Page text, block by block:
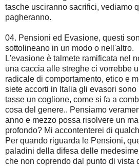
tasche usciranno sacrifici, vediamo
pagheranno.
04. Pensioni ed Evasione, questi
sottolineano in un modo o nell'altro.
L'evasione è talmete ramificata nel
una caccia alle streghe ci vorrebbe
radicale di comportamento, etico e
siete accorti in Italia gli evasori
tasse un coglione, come si fa a
cosa del genere.. Pensiamo
anno e mezzo possa risolvere un
profondo? Mi accontenterei di
Per quando riguarda le Pensioni,
paladini della difesa delle
che non coprendo dal punto di vista